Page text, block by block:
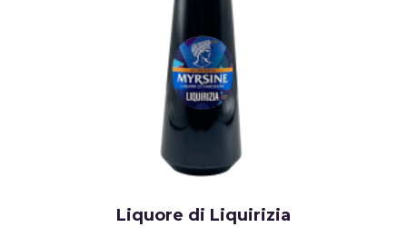
Liquore di Liquirizia